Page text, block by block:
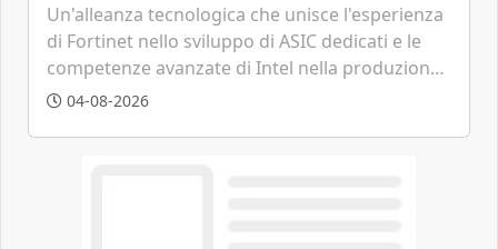
Un'alleanza tecnologica che unisce l'esperienza
di Fortinet nello sviluppo di ASIC dedicati e le
competenze avanzate di Intel nella produzione
di semiconduttori per potenziare la
04-08-2026